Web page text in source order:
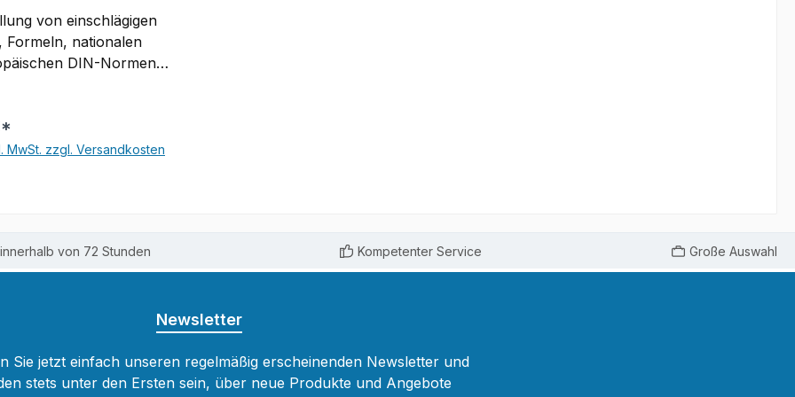
von einschlägigen
Formeln, nationalen
und
wird auf die gültigen
auf VDE-
und
MwSt. zzgl. Versandkosten
von 72 Stunden Kompetenter Service Große Auswahl
Newsletter
Sie jetzt einfach unseren regelmäßig erscheinenden Newsletter und
stets unter den Ersten sein, über neue Produkte und Angebote